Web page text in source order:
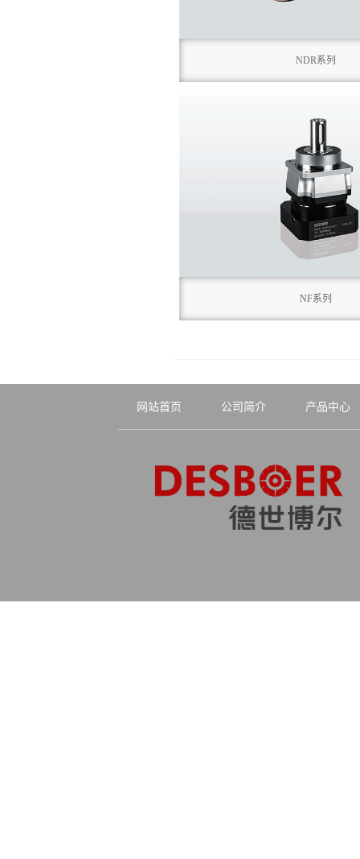
NDR系列
NF系列
网站首页 公司简介 产品中心